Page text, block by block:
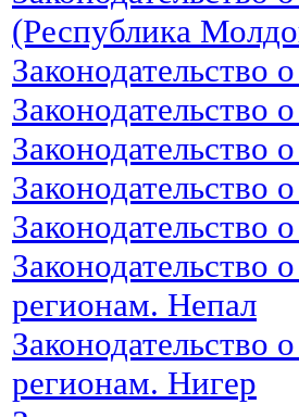
(Республика
Законодательство
Законодательство
Законодательство
Законодательство
Законодательство
Законодательство
регионам. Непал
Законодательство
регионам. Нигер